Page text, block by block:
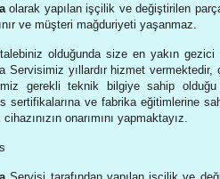
olarak yapılan işçilik ve değiştirilen
ve müşteri mağduriyeti yaşanmaz.
talebiniz olduğunda size en yakın
Servisimiz yıllardır hizmet vermektedir,
gerekli teknik bilgiye sahip
sertifikalarına ve fabrika eğitimlerine
onarımını yapmaktayız.